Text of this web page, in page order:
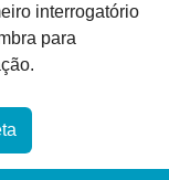
interrogatório
para